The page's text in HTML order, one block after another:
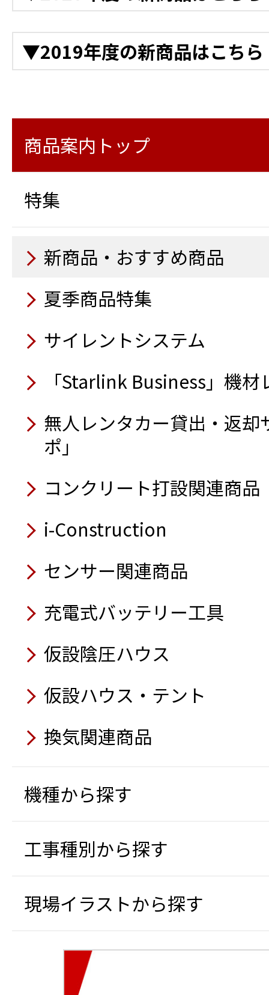
10月
LED投光機6灯式
LED投光機4灯（2灯×2）
9月
衛星インターネットサー
ーリンク）」
トイレカー
ラジコン草刈機 神刈
半自動ロボット低床式重
ーダー®」
7月
業務用かき氷機
遠隔計測監視システム み
6月
電線・架線 超音波検知セ
穴あきコーン
充電式ポータブルスポッ
移動式エアコン スーパー
4月
FRP製トラック昇降タラ
バッテリー式運搬車
充電式バッテリー工具 4
Business（スターリンク
鉄筋出来形自動検測シス
システムModely）
9月
吸排水掃除機100
発電機自動運転盤
8月
自律型掃除ロボット
コ®セーフティゲート）
7月
ラジコン式地拵機
深あおりダンプ3.0t高床
ラジコン草刈機 神刈
パイプクローラー A-150S
パイプカメラ HS3040
5月
遠隔計測監視システム み
エアーテント（エアーQ）
4月
送電線鉄塔建設用クライ
トンネル点検プラットフ
高所作業車 トラック式 バ
高所作業車 トラック式
10月
ドライブレコーダー CS-
9月
レイアウトツール自動墨
電動追従運搬台車フォロ
8月
電動ハンドトロウェル
コードレス式バイブレー
アルミ製型枠
バイオディーゼル燃料専
ハイブリッド発電機
カセットガス式インバー
6月
移動式エアコン（スーパ
充電式バッテリー工具 フ
クローラー台車（フット
重機取付型セーフティカ
11月
ブーム旋回時走行警告シ
電動ランマー
9月
電動階段運搬車
アルミ製台車（アルカー
8月
スタンションダンプ2.7t
ラジコン草刈機 神刈
7月
サイレントパイラー®
6月
高温仕様水中ポンプ
5月
ト）
クローラー台車
可搬式作業台
小型海水淡水化装置（可
循環式手洗い機
衝突警報装置（高所作業
クラウドカメラ
Safety Training System
路安全教育編）
高所作業車 スーパーデッ
大型橋梁点検車
10月
トラック感知柵
除菌蛍光ライト
9月
オフグリッドシステム搭
オフグリッドシステム搭
（軽バン仕様）
ガラ処理機／可搬式
太陽光パネル搭載オフグ
非常用電源切替盤
発電機自動運転盤
7月
上向き作業用腕部補助型
熱中症予防表示器
AI監視カメラ（
路安全教育編）
5月
オフグリッドハウス
12月
デジタル温度計
ロボットクリーナー マキ
11月
除菌蛍光ライト
アクアジャスター
10月
ハイブリッド発電機
9月
回転灯（人感仕様）
自動玉外し装置
吸遮音パネル
体表面温度測定器
簡易養生テント（すぽっ
USB充電アダプター
空気清浄機 フィルタータ
太陽光パネル搭載オフグ
SF free送風機
冷える～む2
エアーテント（エアーQ）
▼2019年度の新商品はこちら
LEDビジョンカー
特殊発電機
11月
自走式木材破砕機
10月
ラインドラゴン（コンク
トロウェル／騎乗式
スクリード
可視光通信装置 i-MAJUN
Safety Training System
業車編・感電編・バック
8月
散水車 洗浄機搭載型
7月
コードレス式バイブレー
軽散水車
商品案内トップ
特集
新商品・おすすめ商品
夏季商品特集
サイレントシステム
「Starlink Business」機
無人レンタカー貸出・返却
ポ」
コンクリート打設関連商品
i-Construction
センサー関連商品
充電式バッテリー工具
仮設陰圧ハウス
仮設ハウス・テント
換気関連商品
機種から探す
工事種別から探す
現場イラストから探す